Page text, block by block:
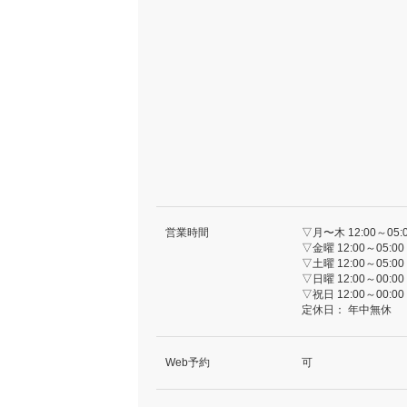
営業時間
▽月〜木 12:00～
▽金曜 12:00～05:00
▽土曜 12:00～05:00
▽日曜 12:00～00:00
▽祝日 12:00～00:00
定休日： 年中無休
Web予約 可